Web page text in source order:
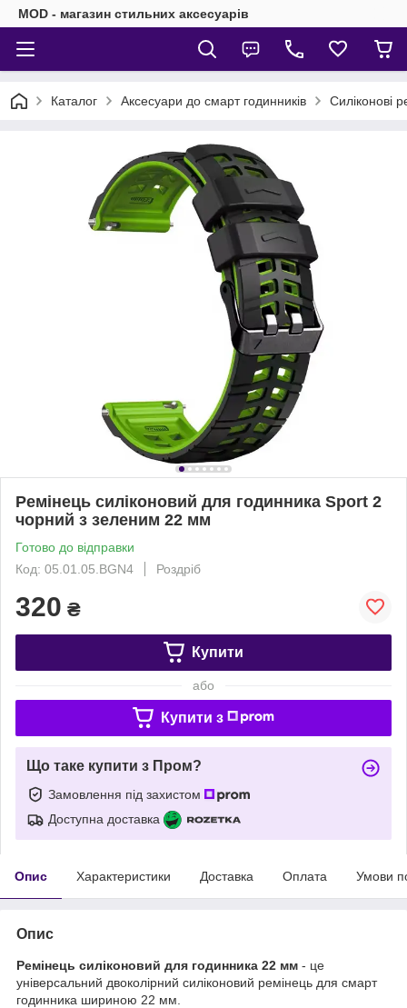
MOD - магазин стильних аксесуарів
Каталог Аксесуари до смарт годинників Силіконові
Ремінець силіконовий для годинника Sport 2
чорний з зеленим 22 мм
Готово до відправки
Код: 05.01.05.BGN4
Роздріб
320 ₴
Купити
або
Купити з
Що таке купити з Пром?
Замовлення під захистом
Доступна доставка
Опис Характеристики Доставка Оплата Умови
Опис
Ремінець силіконовий для годинника 22 мм - це
універсальний двоколірний силіконовий ремінець для смарт
годинника шириною 22 мм.